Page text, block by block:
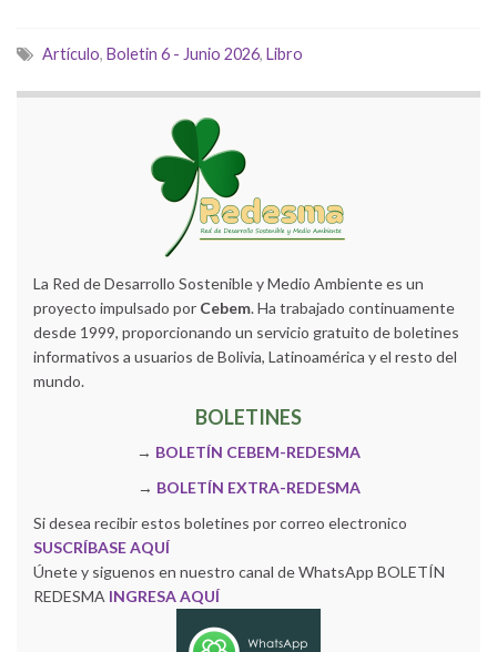
Artículo, Boletin 6 - Junio 2026, Libro
La Red de Desarrollo Sostenible y Medio Ambiente es un
proyecto impulsado por Cebem. Ha trabajado continuamente
desde 1999, proporcionando un servicio gratuito de boletines
informativos a usuarios de Bolivia, Latinoamérica y el resto del
mundo.
BOLETINES
→ BOLETÍN CEBEM-REDESMA
→ BOLETÍN EXTRA-REDESMA
Si desea recibir estos boletines por correo electronico
SUSCRÍBASE AQUÍ
Únete y siguenos en nuestro canal de WhatsApp BOLETÍN
REDESMA INGRESA AQUÍ